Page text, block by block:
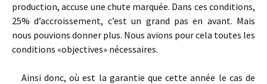
production, accuse une chute marquée. Dans ces conditions,
25% d’accroissement, c’est un grand pas en avant. Mais
nous pouvions donner plus. Nous avions pour cela toutes les
conditions «objectives» nécessaires.
Ainsi donc, où est la garantie que cette année le cas de